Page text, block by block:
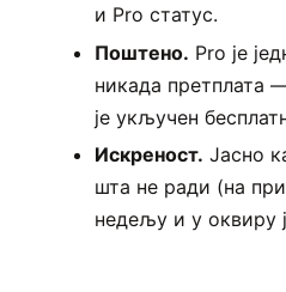
и Pro статус.
Поштено. Pro је
никада претплата
је укључен
Искреност. Јасно
шта не ради (на
недељу и у оквиру